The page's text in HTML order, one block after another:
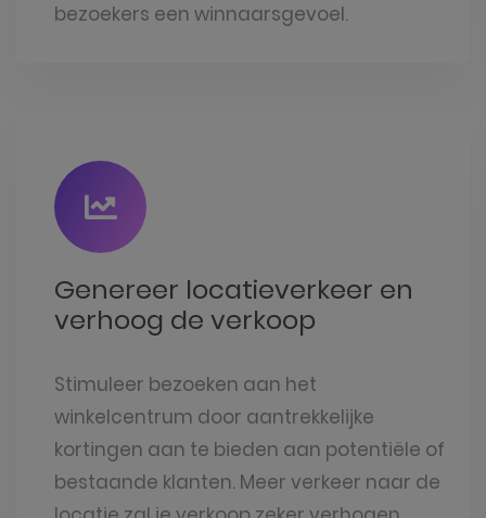
bezoekers een winnaarsgevoel.
Genereer locatieverkeer en
verhoog de verkoop
Stimuleer bezoeken aan het
winkelcentrum door aantrekkelijke
kortingen aan te bieden aan potentiële of
bestaande klanten. Meer verkeer naar de